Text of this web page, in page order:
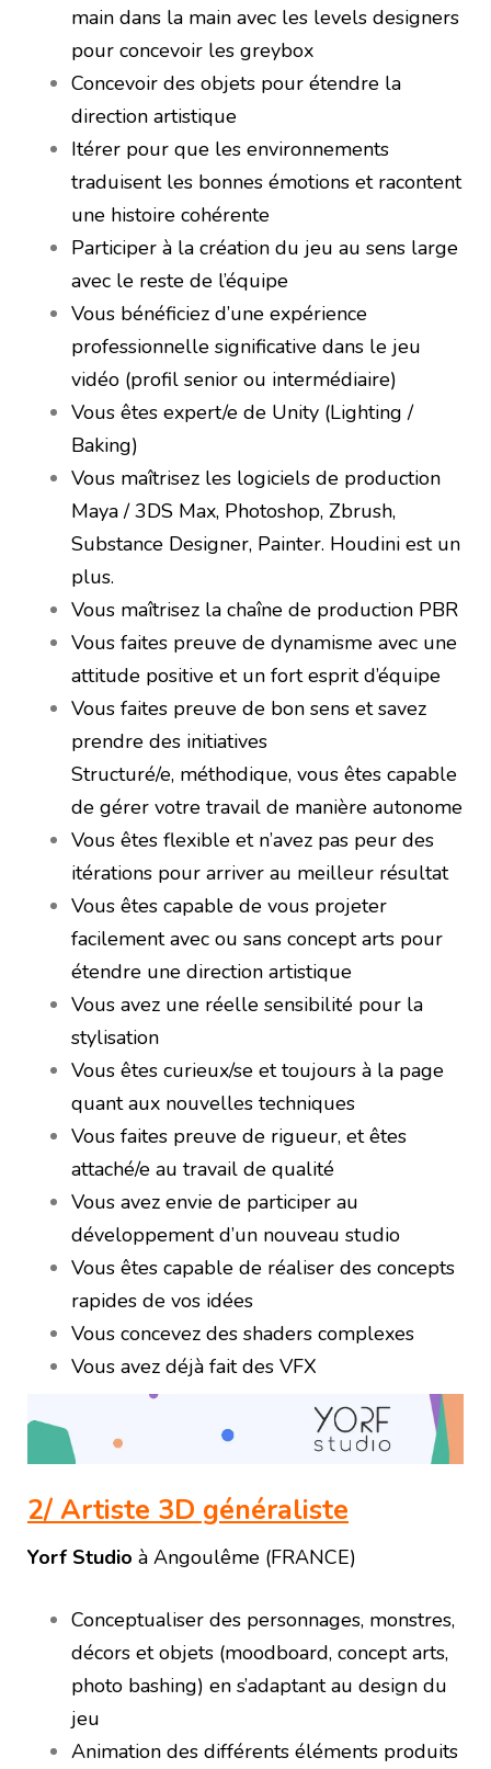
main dans la main avec les levels designers
pour concevoir les greybox
Concevoir des objets pour étendre la
direction artistique
Itérer pour que les environnements
traduisent les bonnes émotions et racontent
une histoire cohérente
Participer à la création du jeu au sens large
avec le reste de l’équipe
Vous bénéficiez d’une expérience
professionnelle significative dans le jeu
vidéo (profil senior ou intermédiaire)
Vous êtes expert/e de Unity (Lighting /
Baking)
Vous maîtrisez les logiciels de production
Maya / 3DS Max, Photoshop, Zbrush,
Substance Designer, Painter. Houdini est un
plus.
Vous maîtrisez la chaîne de production PBR
Vous faites preuve de dynamisme avec une
attitude positive et un fort esprit d’équipe
Vous faites preuve de bon sens et savez
prendre des initiatives
Structuré/e, méthodique, vous êtes capable
de gérer votre travail de manière autonome
Vous êtes flexible et n’avez pas peur des
itérations pour arriver au meilleur résultat
Vous êtes capable de vous projeter
facilement avec ou sans concept arts pour
étendre une direction artistique
Vous avez une réelle sensibilité pour la
stylisation
Vous êtes curieux/se et toujours à la page
quant aux nouvelles techniques
Vous faites preuve de rigueur, et êtes
attaché/e au travail de qualité
Vous avez envie de participer au
développement d’un nouveau studio
Vous êtes capable de réaliser des concepts
rapides de vos idées
Vous concevez des shaders complexes
Vous avez déjà fait des VFX
2/ Artiste 3D généraliste
Yorf Studio à Angoulême (FRANCE)
Conceptualiser des personnages, monstres,
décors et objets (moodboard, concept arts,
photo bashing) en s’adaptant au design du
jeu
Animation des différents éléments produits